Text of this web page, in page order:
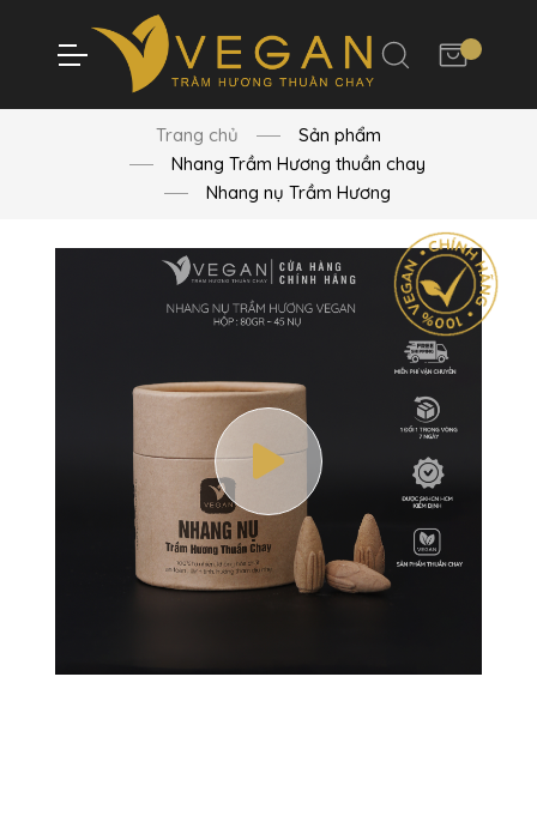
Trang chủ
Sản phẩm
Nhang Trầm Hương thuần chay
Nhang nụ Trầm Hương